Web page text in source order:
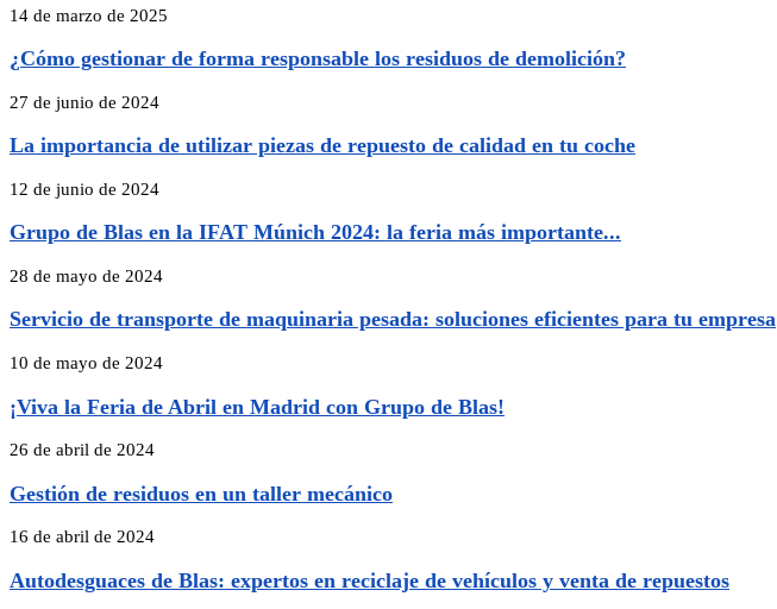
14 de marzo de 2025
¿Cómo gestionar de forma responsable los residuos de demolición?
27 de junio de 2024
La importancia de utilizar piezas de repuesto de calidad en tu coche
12 de junio de 2024
Grupo de Blas en la IFAT Múnich 2024: la feria más importante...
28 de mayo de 2024
Servicio de transporte de maquinaria pesada: soluciones eficientes para tu empresa
10 de mayo de 2024
¡Viva la Feria de Abril en Madrid con Grupo de Blas!
26 de abril de 2024
Gestión de residuos en un taller mecánico
16 de abril de 2024
Autodesguaces de Blas: expertos en reciclaje de vehículos y venta de repuestos